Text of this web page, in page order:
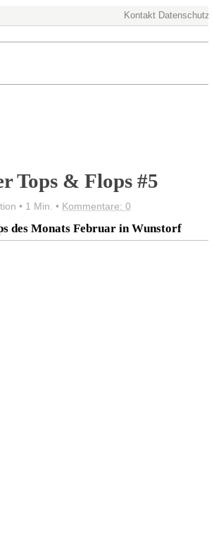
Datenschutz
Kontakt
Tops & Flops #5
• 1 Min. • Kommentare: 0
des Monats Februar in Wunstorf